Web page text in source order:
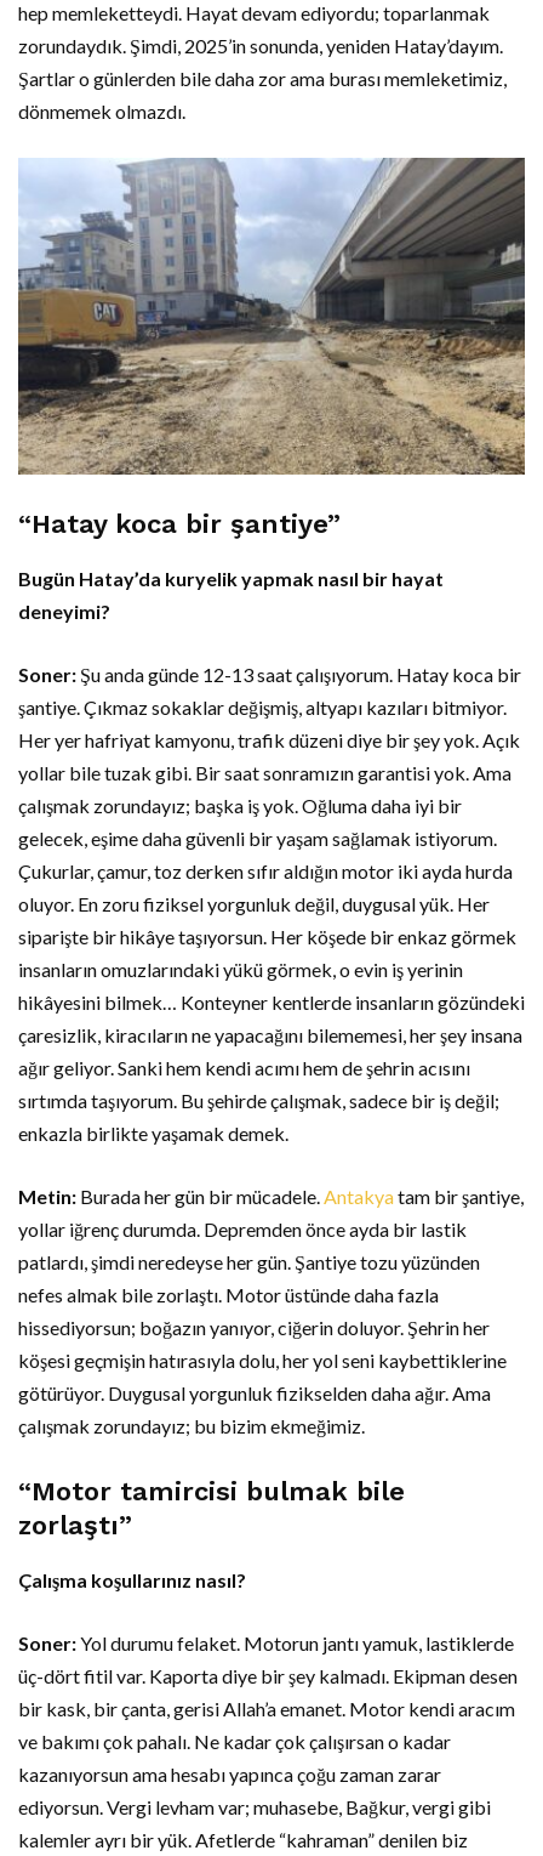
hep memleketteydi. Hayat devam ediyordu; toparlanmak
zorundaydık. Şimdi, 2025’in sonunda, yeniden Hatay’dayım.
Şartlar o günlerden bile daha zor ama burası memleketimiz,
dönmemek olmazdı.
“Hatay koca bir şantiye”
Bugün Hatay’da kuryelik yapmak nasıl bir hayat
deneyimi?
Soner: Şu anda günde 12-13 saat çalışıyorum. Hatay koca bir
şantiye. Çıkmaz sokaklar değişmiş, altyapı kazıları bitmiyor.
Her yer hafriyat kamyonu, trafik düzeni diye bir şey yok. Açık
yollar bile tuzak gibi. Bir saat sonramızın garantisi yok. Ama
çalışmak zorundayız; başka iş yok. Oğluma daha iyi bir
gelecek, eşime daha güvenli bir yaşam sağlamak istiyorum.
Çukurlar, çamur, toz derken sıfır aldığın motor iki ayda hurda
oluyor. En zoru fiziksel yorgunluk değil, duygusal yük. Her
siparişte bir hikâye taşıyorsun. Her köşede bir enkaz görmek
insanların omuzlarındaki yükü görmek, o evin iş yerinin
hikâyesini bilmek… Konteyner kentlerde insanların gözündeki
çaresizlik, kiracıların ne yapacağını bilememesi, her şey insana
ağır geliyor. Sanki hem kendi acımı hem de şehrin acısını
sırtımda taşıyorum. Bu şehirde çalışmak, sadece bir iş değil;
enkazla birlikte yaşamak demek.
Metin: Burada her gün bir mücadele.Antakyatam bir şantiye,
yollar iğrenç durumda. Depremden önce ayda bir lastik
patlardı, şimdi neredeyse her gün. Şantiye tozu yüzünden
nefes almak bile zorlaştı. Motor üstünde daha fazla
hissediyorsun; boğazın yanıyor, ciğerin doluyor. Şehrin her
köşesi geçmişin hatırasıyla dolu, her yol seni kaybettiklerine
götürüyor. Duygusal yorgunluk fizikselden daha ağır. Ama
çalışmak zorundayız; bu bizim ekmeğimiz.
“Motor tamircisi bulmak bile
zorlaştı”
Çalışma koşullarınız nasıl?
Soner:Yol durumu felaket. Motorun jantı yamuk, lastiklerde
üç-dört fitil var. Kaporta diye bir şey kalmadı. Ekipman desen
bir kask, bir çanta, gerisi Allah’a emanet. Motor kendi aracım
ve bakımı çok pahalı. Ne kadar çok çalışırsan o kadar
kazanıyorsun ama hesabı yapınca çoğu zaman zarar
ediyorsun. Vergi levham var; muhasebe, Bağkur, vergi gibi
kalemler ayrı bir yük. Afetlerde “kahraman” denilen biz